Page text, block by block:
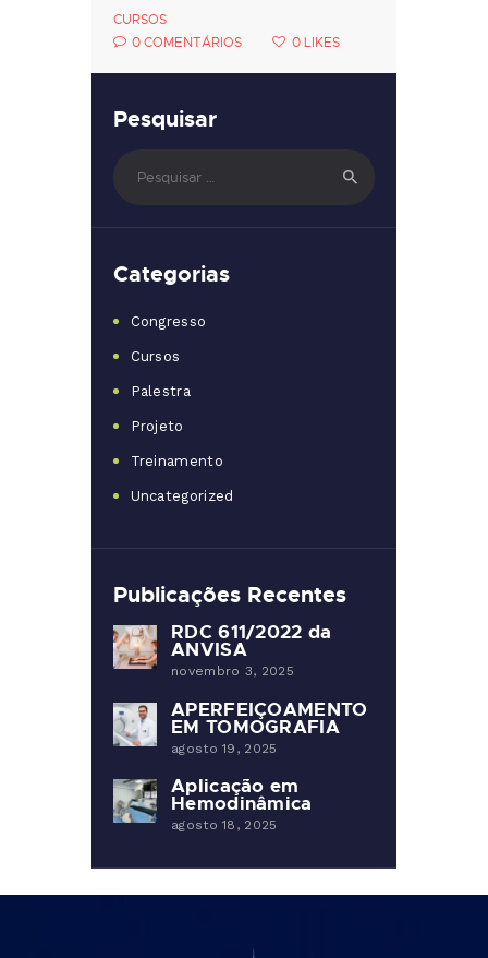
CURSOS
0 COMENTÁRIOS 0 LIKES
Pesquisar
por:
Categorias
Congresso
Cursos
Palestra
Projeto
Treinamento
Uncategorized
Publicações Recentes
RDC 611/2022 da
ANVISA
novembro 3, 2025
APERFEIÇOAMENTO
EM TOMOGRAFIA
agosto 19, 2025
Aplicação em
Hemodinâmica
agosto 18, 2025